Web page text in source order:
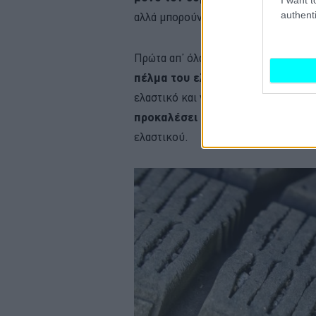
αλλά μπορούν να δημιουργήσουν
Πρώτα απ’ όλα,
εάν τα μικρά
πέλμα του ελαστικού
με την
ελαστικό και να αρχίσει να χάνει
προκαλέσει αυξημένη φθορά
,
ελαστικού.